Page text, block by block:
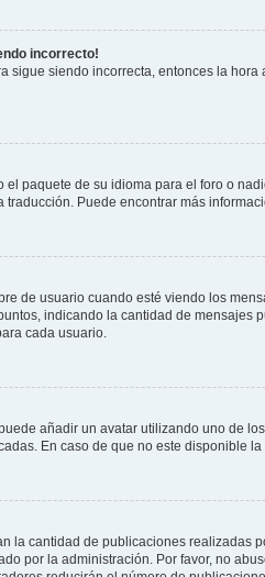
incorrecto!
sigue siendo incorrecta, entonces la
paquete de su idioma para el foro o
Puede encontrar más
de usuario cuando esté viendo los
indicando la cantidad de
cada usuario.
añadir un avatar utilizando uno de
En caso de que no este disponible
la cantidad de publicaciones
por la administración. Por favor, no